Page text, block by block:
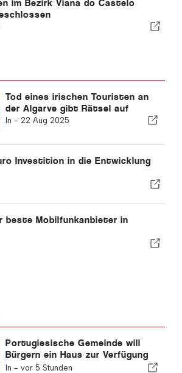
im Bezirk Viana do Castelo
Tod eines irischen Touristen an
der Algarve gibt Rätsel auf
In - 22 Aug 2025
Investition in die Entwicklung
beste Mobilfunkanbieter in
Portugiesische Gemeinde will
Bürgern ein Haus zur Verfügung
stellen
In - vor 5 Stunden